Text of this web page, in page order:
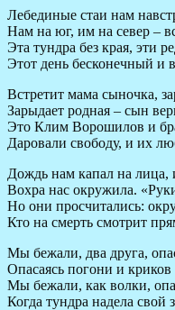
Лебединые стаи нам
Нам на юг, им на север –
Эта тундра без края, эти
Этот день бесконечный и
Встретит мама сыночка,
Зарыдает родная – сын
Это Клим Ворошилов и
Даровали свободу, и их
Дождь нам капал на
Вохра нас окружила.
Но они просчитались:
Кто на смерть смотрит
Мы бежали, два друга,
Опасаясь погони и криков
Мы бежали, как волки,
Когда тундра надела свой